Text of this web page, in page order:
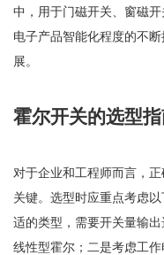
中，用于门磁开关、窗磁
电子产品智能化程度的不
展。
霍尔开关的选型
对于企业和工程师而言，
关键。选型时应重点考虑
适的类型，需要开关量输
线性型霍尔；二是考虑工